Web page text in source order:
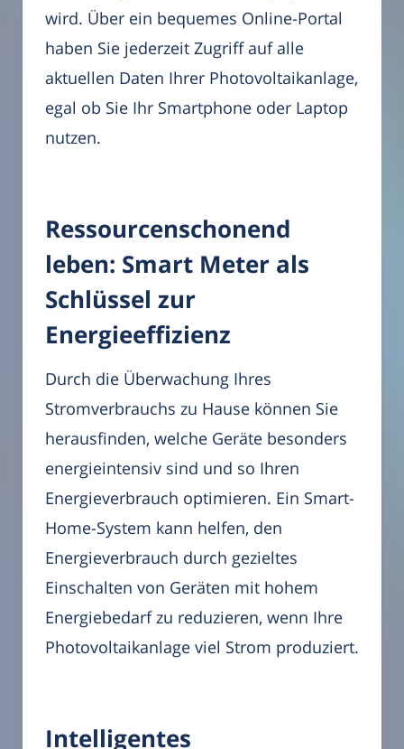
wird. Über ein bequemes Online-Portal
haben Sie jederzeit Zugriff auf alle
aktuellen Daten Ihrer Photovoltaikanlage,
egal ob Sie Ihr Smartphone oder Laptop
nutzen.
Ressourcenschonend
leben: Smart Meter als
Schlüssel zur
Energieeffizienz
Durch die Überwachung Ihres
Stromverbrauchs zu Hause können Sie
herausfinden, welche Geräte besonders
energieintensiv sind und so Ihren
Energieverbrauch optimieren. Ein Smart-
Home-System kann helfen, den
Energieverbrauch durch gezieltes
Einschalten von Geräten mit hohem
Energiebedarf zu reduzieren, wenn Ihre
Photovoltaikanlage viel Strom produziert.
Intelligentes